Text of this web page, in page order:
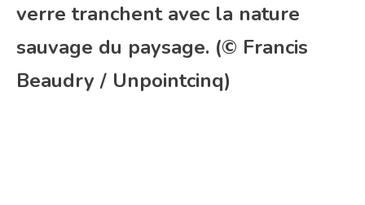
verre tranchent avec la nature
sauvage du paysage. (© Francis
Beaudry / Unpointcinq)